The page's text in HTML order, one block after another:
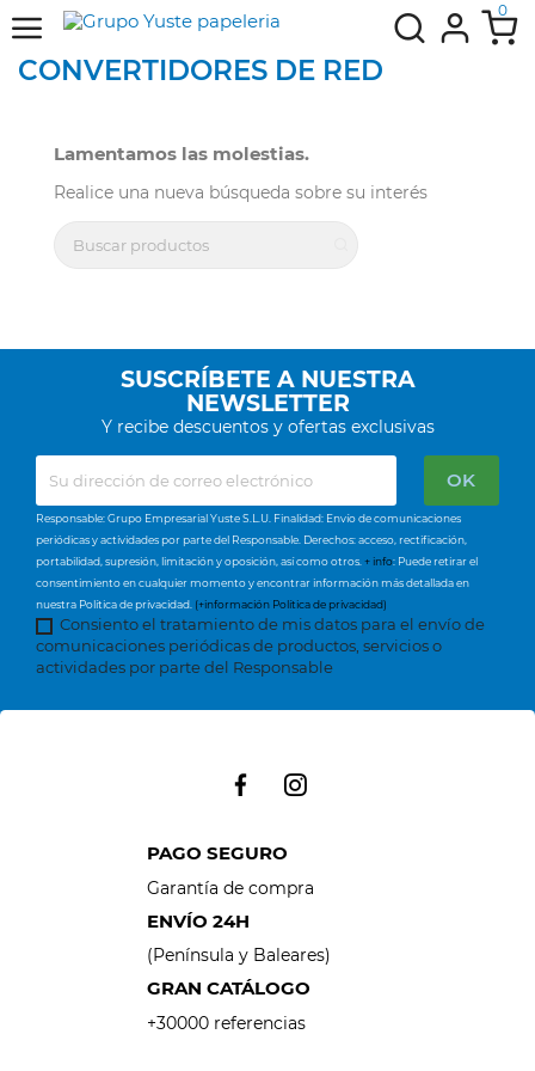
0
CONVERTIDORES DE RED
Lamentamos las molestias.
Realice una nueva búsqueda sobre su interés
SUSCRÍBETE A NUESTRA
NEWSLETTER
Y recibe descuentos y ofertas exclusivas
Responsable: Grupo Empresarial Yuste S.L.U. Finalidad: Envío de comunicaciones
periódicas y actividades por parte del Responsable. Derechos: acceso, rectificación,
portabilidad, supresión, limitación y oposición, así como otros.+ info: Puede retirar el
consentimiento en cualquier momento y encontrar información más detallada en
nuestra Política de privacidad. (+información Política de privacidad)
Consiento el tratamiento de mis datos para el envío de
comunicaciones periódicas de productos, servicios o
actividades por parte del Responsable
PAGO SEGURO
Garantía de compra
ENVÍO 24H
(Península y Baleares)
GRAN CATÁLOGO
+30000 referencias